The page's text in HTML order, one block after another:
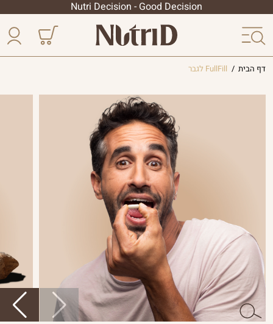
Nutri Decision - Good Decision
דף הבית / FullFill לגבר